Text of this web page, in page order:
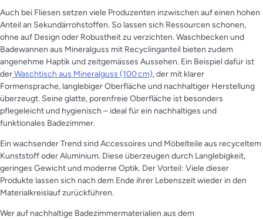
Auch bei Fliesen setzen viele Produzenten inzwischen auf einen hohen
Anteil an Sekundärrohstoffen. So lassen sich Ressourcen schonen,
ohne auf Design oder Robustheit zu verzichten. Waschbecken und
Badewannen aus Mineralguss mit Recyclinganteil bieten zudem
angenehme Haptik und zeitgemässes Aussehen. Ein Beispiel dafür ist
derWaschtisch aus Mineralguss (100 cm), der mit klarer
Formensprache, langlebiger Oberfläche und nachhaltiger Herstellung
überzeugt. Seine glatte, porenfreie Oberfläche ist besonders
pflegeleicht und hygienisch – ideal für ein nachhaltiges und
funktionales Badezimmer.
Ein wachsender Trend sind Accessoires und Möbelteile aus recyceltem
Kunststoff oder Aluminium. Diese überzeugen durch Langlebigkeit,
geringes Gewicht und moderne Optik. Der Vorteil: Viele dieser
Produkte lassen sich nach dem Ende ihrer Lebenszeit wieder in den
Materialkreislauf zurückführen.
Wer auf nachhaltige Badezimmermaterialien aus dem